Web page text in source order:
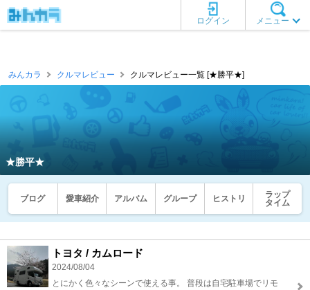
メニュー
ログイン
みんカラ クルマレビュー クルマレビュー一覧 [★勝平★]
★勝平★
ブログ 愛車紹介 アルバム グループ ヒストリ
ラップ
タイム
トヨタ / カムロード
2024/08/04
とにかく色々なシーンで使える事。 普段は自宅駐車場でリモ